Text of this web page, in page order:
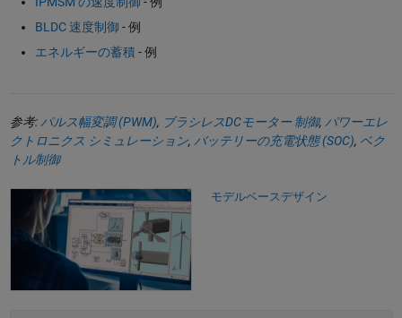
BLDC 速度制御 - 例
エネルギーの蓄積- 例
参考: パルス幅変調 (PWM), ブラシレスDCモーター 制御, パワーエレ
クトロニクス シミュレーション, バッテリーの充電状態 (SOC), ベク
トル制御
モデルベースデザイン